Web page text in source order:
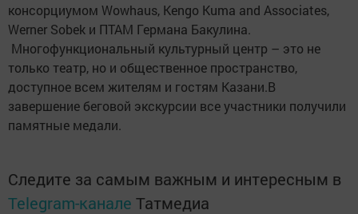
консорциумом Wowhaus, Kengo Kuma and Associates,
Werner Sobek и ПТАМ Германа Бакулина.
Многофункциональный культурный центр – это не
только театр, но и общественное пространство,
доступное всем жителям и гостям Казани.В
завершение беговой экскурсии все участники получили
памятные медали.
Следите за самым важным и интересным в
Telegram-канале Татмедиа